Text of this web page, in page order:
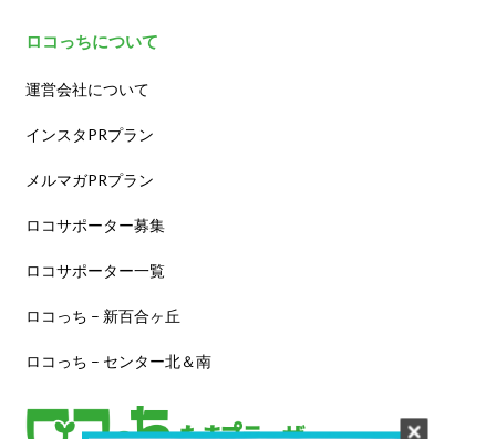
ロコっちについて
運営会社について
インスタPRプラン
メルマガPRプラン
ロコサポーター募集
ロコサポーター一覧
ロコっち – 新百合ヶ丘
ロコっち – センター北＆南